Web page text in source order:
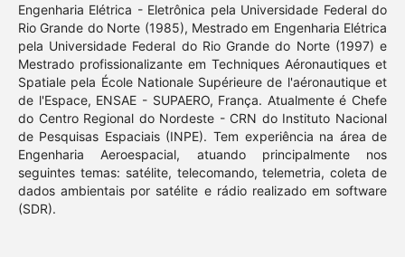
Engenharia Elétrica - Eletrônica pela Universidade Federal do
Rio Grande do Norte (1985), Mestrado em Engenharia Elétrica
pela Universidade Federal do Rio Grande do Norte (1997) e
Mestrado profissionalizante em Techniques Aéronautiques et
Spatiale pela École Nationale Supérieure de l'aéronautique et
de l'Espace, ENSAE - SUPAERO, França. Atualmente é Chefe
do Centro Regional do Nordeste - CRN do Instituto Nacional
de Pesquisas Espaciais (INPE). Tem experiência na área de
Engenharia Aeroespacial, atuando principalmente nos
seguintes temas: satélite, telecomando, telemetria, coleta de
dados ambientais por satélite e rádio realizado em software
(SDR).